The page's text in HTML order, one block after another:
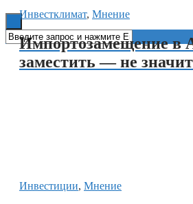
Инвестклимат, Мнение
Импортозамещение в
заместить — не
Инвестиции, Мнение